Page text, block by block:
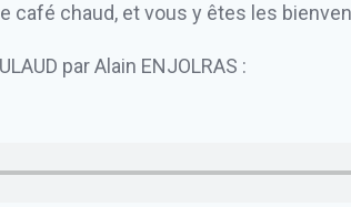
café chaud, et vous y êtes les
par Alain ENJOLRAS :